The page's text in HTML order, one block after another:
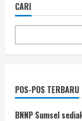
CARI
POS-POS TERBARU
BNNP Sumsel